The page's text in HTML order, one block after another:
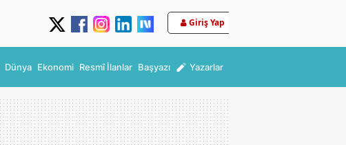
Giriş Yap
Dünya Ekonomi Resmî İlanlar Başyazı Yazarlar